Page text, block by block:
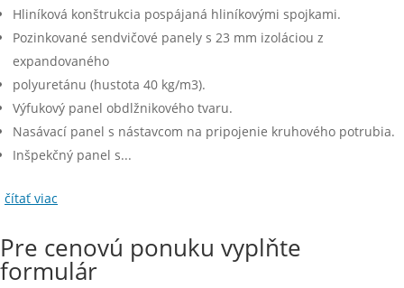
Hliníková konštrukcia pospájaná hliníkovými spojkami.
Pozinkované sendvičové panely s 23 mm izoláciou z
expandovaného
polyuretánu (hustota 40 kg/m3).
Výfukový panel obdlžnikového tvaru.
Nasávací panel s nástavcom na pripojenie kruhového potrubia.
Inšpekčný panel s...
čítať viac
Pre cenovú ponuku vyplňte
formulár